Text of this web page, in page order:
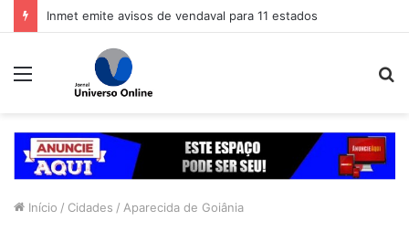
Inmet emite avisos de vendaval para 11 estados
Menu
Início / Cidades / Aparecida de Goiânia